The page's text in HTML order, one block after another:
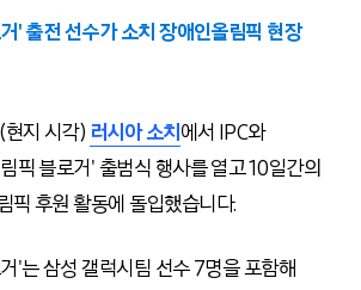
' 출전 선수가 소치 장애인올림픽 현장
지 시각) 러시아 소치 에서 IPC와
픽 블로거' 출범식 행사를 열고 10일간의
픽 후원 활동에 돌입했습니다.
'는 삼성 갤럭시팀 선수 7명을 포함해